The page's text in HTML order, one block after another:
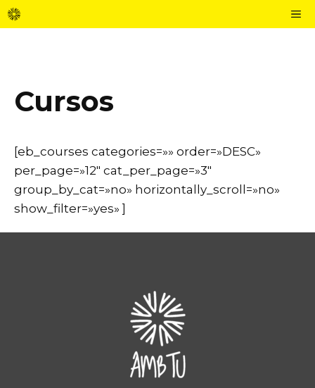
Vés
al
Cursos
[eb_courses categories=»» order=»DESC»
per_page=»12″ cat_per_page=»3″
group_by_cat=»no» horizontally_scroll=»no»
show_filter=»yes» ]